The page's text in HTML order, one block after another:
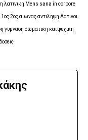
λατινικη Mens sana in corpore
2ος αιωνας αντιληψη Λατινοι
γυμναση σωματικη και ψυχικη